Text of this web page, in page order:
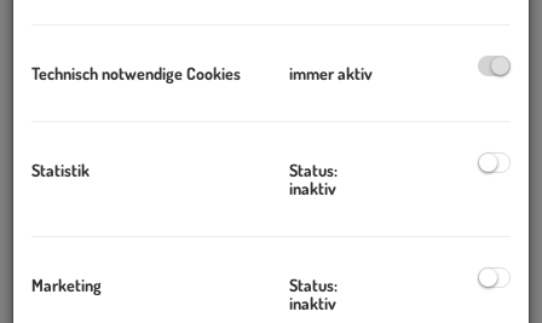
U1 + Donauzentrum in 3 Min | Bewilligtes Doppelhaus-Projekt
m²inausgezeichneter Lage
mit perfekter Infrastruktur und
Technisch notwendige Cookies immer aktiv
Statistik
Status:
inaktiv
Marketing
Status:
inaktiv